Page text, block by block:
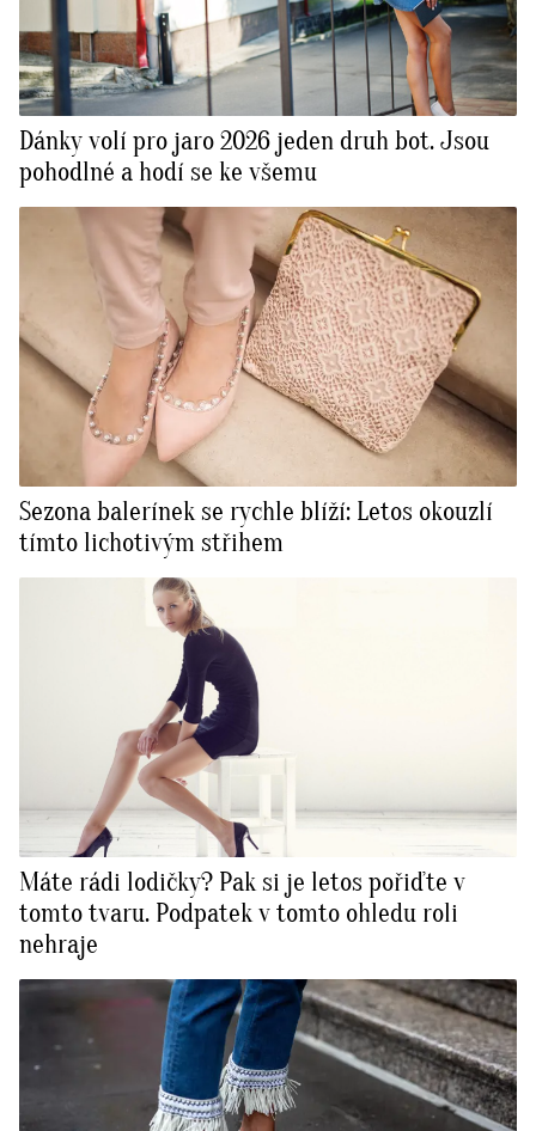
Dánky volí pro jaro 2026 jeden druh bot. Jsou
pohodlné a hodí se ke všemu
Sezona balerínek se rychle blíží: Letos okouzlí
tímto lichotivým střihem
Máte rádi lodičky? Pak si je letos pořiďte v
tomto tvaru. Podpatek v tomto ohledu roli
nehraje